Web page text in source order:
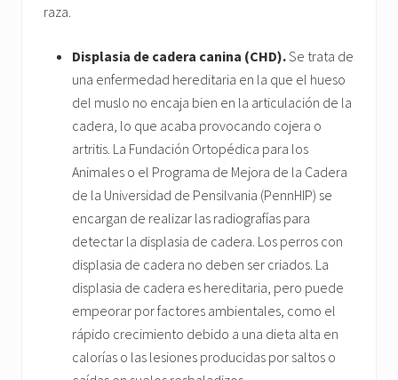
raza.
Displasia de cadera canina (CHD).Se trata de
una enfermedad hereditaria en la que el hueso
del muslo no encaja bien en la articulación de la
cadera, lo que acaba provocando cojera o
artritis. La Fundación Ortopédica para los
Animales o el Programa de Mejora de la Cadera
de la Universidad de Pensilvania (PennHIP) se
encargan de realizar las radiografías para
detectar la displasia de cadera. Los perros con
displasia de cadera no deben ser criados. La
displasia de cadera es hereditaria, pero puede
empeorar por factores ambientales, como el
rápido crecimiento debido a una dieta alta en
calorías o las lesiones producidas por saltos o